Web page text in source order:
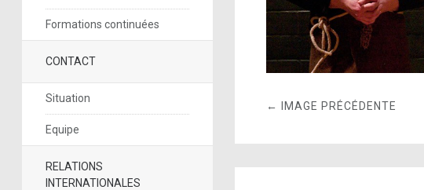
Formations continuées
CONTACT
Situation
Equipe
RELATIONS
INTERNATIONALES
← IMAGE PRÉCÉDENTE